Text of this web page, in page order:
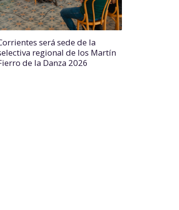
será sede de la
regional de los Martín
de la Danza 2026